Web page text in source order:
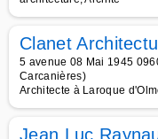
Clanet
5 avenue 08 Mai 1945
Carcanières)
Architecte à Laroque
Jean Luc